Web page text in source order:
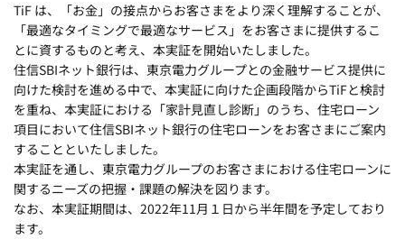
TiF は、「お金」の接点からお客さまをより深く理解することが、
「最適なタイミングで最適なサービス」をお客さまに提供するこ
とに資するものと考え、本実証を開始いたしました。
住信SBIネット銀行は、東京電力グループとの金融サービス提供に
向けた検討を進める中で、本実証に向けた企画段階からTiFと検討
を重ね、本実証における「家計見直し診断」のうち、住宅ローン
項目において住信SBIネット銀行の住宅ローンをお客さまにご案内
することといたしました。
本実証を通し、東京電力グループのお客さまにおける住宅ローンに
関するニーズの把握・課題の解決を図ります。
なお、本実証期間は、2022年11月１日から半年間を予定しており
ます。